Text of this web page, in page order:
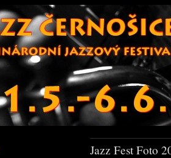
Jazz Fest Foto